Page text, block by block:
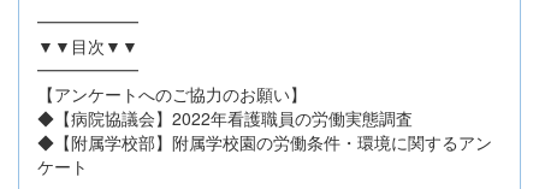
━━━━━━
▼▼目次▼▼
━━━━━━
【アンケートへのご協力のお願い】
◆【病院協議会】2022年看護職員の労働実態調査
◆【附属学校部】附属学校園の労働条件・環境に関するアン
ケート